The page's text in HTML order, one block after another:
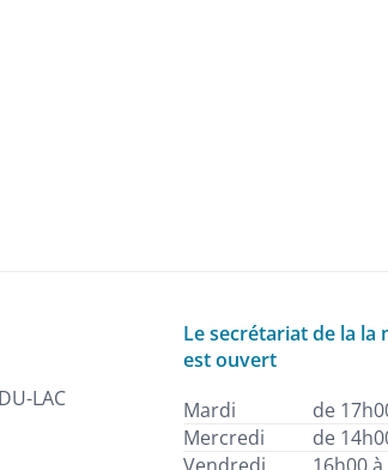
LAC
Le secrétariat de la la
est ouvert
Mardi
de
Mercredi
de